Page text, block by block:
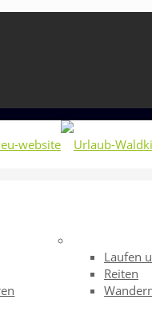
Laufen
Reiten